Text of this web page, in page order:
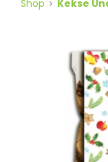
Shop Kekse